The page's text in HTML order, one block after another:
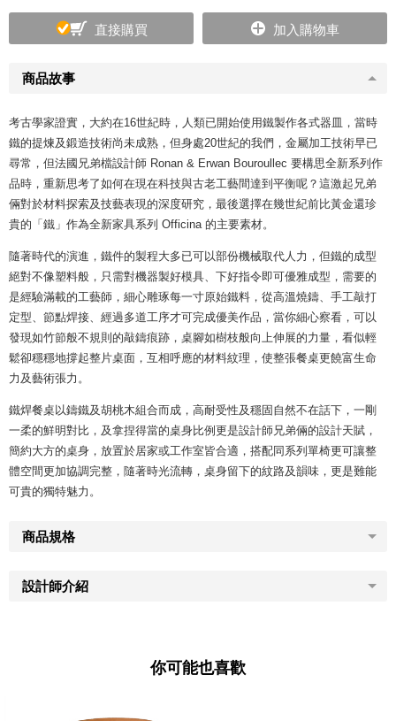
商品故事
考古學家證實，大約在16世紀時，人類已開始使用鐵製作各式器皿，當時
鐵的提煉及鍛造技術尚未成熟，但身處20世紀的我們，金屬加工技術早已
尋常，但法國兄弟檔設計師 Ronan & Erwan Bouroullec 要構思全新系列作
品時，重新思考了如何在現在科技與古老工藝間達到平衡呢？這激起兄弟
倆對於材料探索及技藝表現的深度研究，最後選擇在幾世紀前比黃金還珍
貴的「鐵」作為全新家具系列 Officina 的主要素材。
隨著時代的演進，鐵件的製程大多已可以部份機械取代人力，但鐵的成型
絕對不像塑料般，只需對機器製好模具、下好指令即可優雅成型，需要的
是經驗滿載的工藝師，細心雕琢每一寸原始鐵料，從高溫燒鑄、手工敲打
定型、節點焊接、經過多道工序才可完成優美作品，當你細心察看，可以
發現如竹節般不規則的敲鑄痕跡，桌腳如樹枝般向上伸展的力量，看似輕
鬆卻穩穩地撐起整片桌面，互相呼應的材料紋理，使整張餐桌更饒富生命
力及藝術張力。
鐵焊餐桌以鑄鐵及胡桃木組合而成，高耐受性及穩固自然不在話下，一剛
一柔的鮮明對比，及拿捏得當的桌身比例更是設計師兄弟倆的設計天賦，
簡約大方的桌身，放置於居家或工作室皆合適，搭配同系列單椅更可讓整
體空間更加協調完整，隨著時光流轉，桌身留下的紋路及韻味，更是難能
可貴的獨特魅力。
商品規格
設計師介紹
直接購買 加入購物車
你可能也喜歡